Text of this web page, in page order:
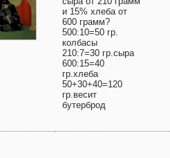
и 15% хлеба от
600 грамм?
500:10=50 гр.
колбасы
210:7=30 гр.сыра
600:15=40
гр.хлеба
50+30+40=120
гр.весит
бутерброд